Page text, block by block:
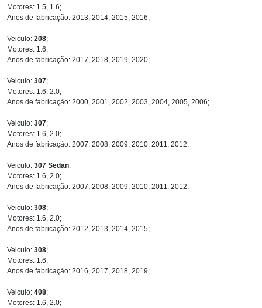
Motores: 1.5, 1.6;
Anos de fabricação: 2013, 2014, 2015, 2016;
Veiculo: 208;
Motores: 1.6;
Anos de fabricação: 2017, 2018, 2019, 2020;
Veiculo: 307;
Motores: 1.6, 2.0;
Anos de fabricação: 2000, 2001, 2002, 2003, 2004, 2005, 2006;
Veiculo: 307;
Motores: 1.6, 2.0;
Anos de fabricação: 2007, 2008, 2009, 2010, 2011, 2012;
Veiculo: 307 Sedan;
Motores: 1.6, 2.0;
Anos de fabricação: 2007, 2008, 2009, 2010, 2011, 2012;
Veiculo: 308;
Motores: 1.6, 2.0;
Anos de fabricação: 2012, 2013, 2014, 2015;
Veiculo: 308;
Motores: 1.6;
Anos de fabricação: 2016, 2017, 2018, 2019;
Veiculo: 408;
Motores: 1.6, 2.0;